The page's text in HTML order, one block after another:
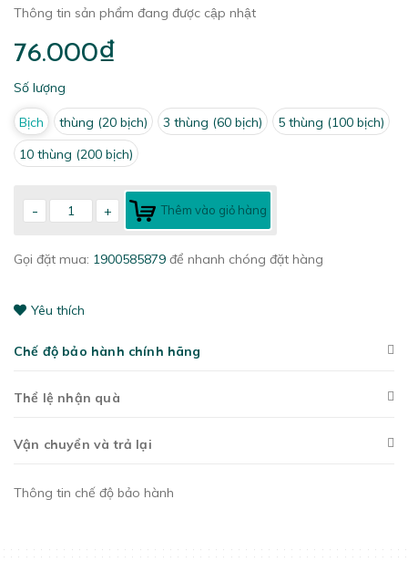
Thông tin sản phẩm đang được cập nhật
76.000₫
Số lượng
Bịch thùng (20 bịch) 3 thùng (60 bịch)
5 thùng (100 bịch)
10 thùng (200 bịch)
- + Thêm vào giỏ hàng
Gọi đặt mua: 1900585879 để nhanh chóng đặt hàng
Yêu thích
Chế độ bảo hành chính hãng
Thể lệ nhận quà
Vận chuyển và trả lại
Thông tin chế độ bảo hành